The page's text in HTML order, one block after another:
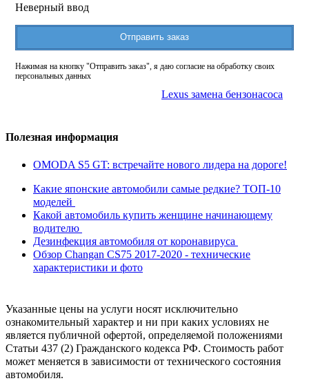
Неверный ввод
Отправить заказ
Нажимая на кнопку "Отправить заказ", я даю согласие на обработку своих
персональных данных
Lexus замена бензонасоса
Полезная информация
OMODA S5 GT: встречайте нового лидера на дороге!
Какие японские автомобили самые редкие? ТОП-10
моделей
Какой автомобиль купить женщине начинающему
водителю
Дезинфекция автомобиля от коронавируса
Обзор Changan CS75 2017-2020 - технические
характеристики и фото
Указанные цены на услуги носят исключительно
ознакомительный характер и ни при каких условиях не
является публичной офертой, определяемой положениями
Статьи 437 (2) Гражданского кодекса РФ. Стоимость работ
может меняется в зависимости от технического состояния
автомобиля.